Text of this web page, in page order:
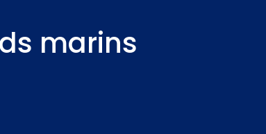
marins